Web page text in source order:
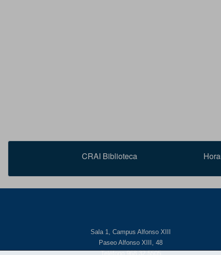
CRAI Biblioteca
Sala 1, Campus Alfonso XIII
Paseo Alfonso XIII, 48